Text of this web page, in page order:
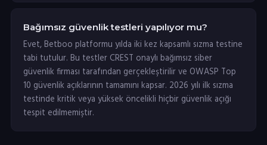
Bağımsız güvenlik testleri yapılıyor mu?
Evet, Betboo platformu yılda iki kez kapsamlı sızma testine
tabi tutulur. Bu testler CREST onaylı bağımsız siber
güvenlik firması tarafından gerçekleştirilir ve OWASP Top
10 güvenlik açıklarının tamamını kapsar. 2026 yılı ilk sızma
testinde kritik veya yüksek öncelikli hiçbir güvenlik açığı
tespit edilmemiştir.